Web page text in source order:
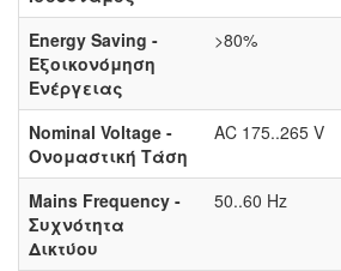
Energy Saving -
Εξοικονόμηση
Ενέργειας
>80%
Nominal Voltage -
Ονομαστική Τάση
AC 175..265 V
Mains Frequency -
Συχνότητα
Δικτύου
50..60 Hz